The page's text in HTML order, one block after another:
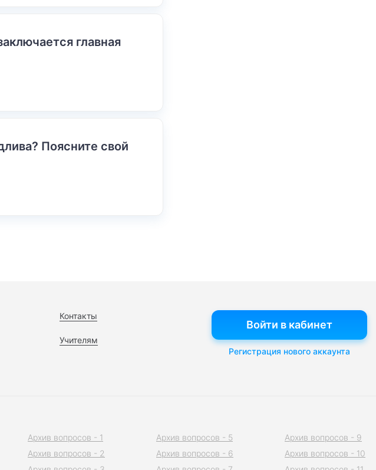
главная
Поясните свой
Контакты
Учителям
Войти в кабинет
Регистрация нового аккаунта
Архив вопросов - 1
Архив вопросов - 2
Архив вопросов - 5
Архив вопросов - 6
Архив вопросов - 9
Архив вопросов - 10